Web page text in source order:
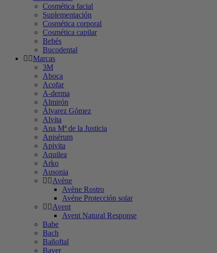
Cosmética facial
Suplementación
Cosmética corporal
Cosmética capilar
Bebés
Bucodental
Marcas
3M
Aboca
Acofar
A-derma
Almirón
Álvarez Gómez
Alvita
Ana Mª de la Justicia
Apisérum
Apivita
Aquilea
Arko
Ausonia
Avène
Avène Rostro
Avéne Protección solar
Avent
Avent Natural Response
Babe
Bach
Bañoftal
Bayer